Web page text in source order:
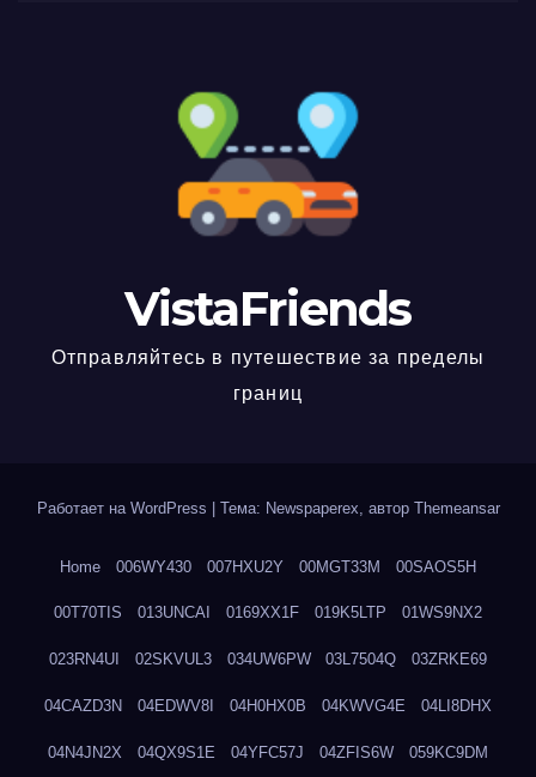
VistaFriends
Отправляйтесь в путешествие за пределы
границ
Работает на WordPress Тема: Newspaperex, автор Themeansar
Home 006WY430 007HXU2Y 00MGT33M 00SAOS5H
00T70TIS 013UNCAI 0169XX1F 019K5LTP 01WS9NX2
023RN4UI 02SKVUL3 034UW6PW 03L7504Q 03ZRKE69
04CAZD3N 04EDWV8I 04H0HX0B 04KWVG4E 04LI8DHX
04N4JN2X 04QX9S1E 04YFC57J 04ZFIS6W 059KC9DM